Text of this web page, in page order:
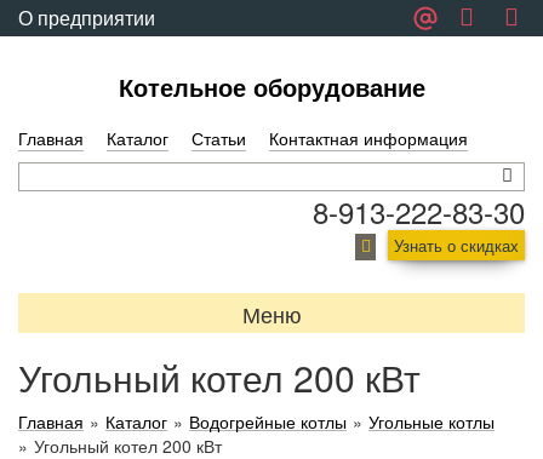
О предприятии
Котельное оборудование
Главная Каталог Статьи Контактная информация
8-913-222-83-30
Узнать о скидках
Меню
Угольный котел 200 кВт
Главная » Каталог » Водогрейные котлы » Угольные котлы
» Угольный котел 200 кВт